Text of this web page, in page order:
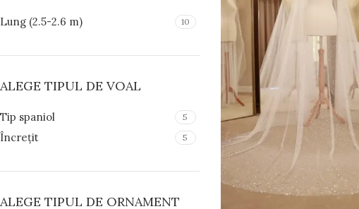
Lung (2.5-2.6 m) 10
ALEGE TIPUL DE VOAL
Tip spaniol 5
Încrețit 5
ALEGE TIPUL DE ORNAMENT